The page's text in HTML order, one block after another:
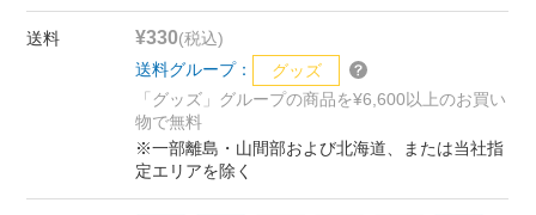
送料 ¥330(税込)
送料グループ：
グッズ
「グッズ」グループの商品を¥6,600以上のお買い
物で無料
※一部離島・山間部および北海道、または当社指
定エリアを除く